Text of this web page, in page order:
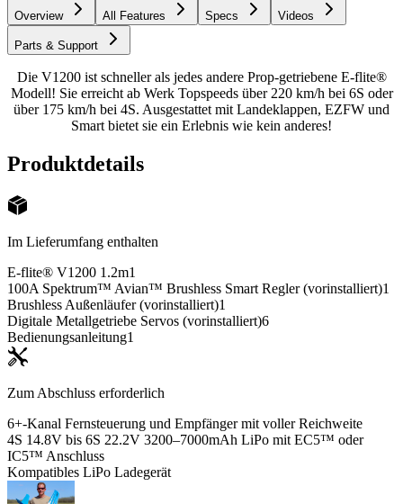
Overview All Features Specs Videos
Parts & Support
Die V1200 ist schneller als jedes andere Prop-getriebene E-flite®
Modell! Sie erreicht ab Werk Topspeeds über 220 km/h bei 6S oder
über 175 km/h bei 4S. Ausgestattet mit Landeklappen, EZFW und
Smart bietet sie ein Erlebnis wie kein anderes!
Produktdetails
Im Lieferumfang enthalten
E-flite® V1200 1.2m1
100A Spektrum™ Avian™ Brushless Smart Regler (vorinstalliert)1
Brushless Außenläufer (vorinstalliert)1
Digitale Metallgetriebe Servos (vorinstalliert)6
Bedienungsanleitung1
Zum Abschluss erforderlich
6+-Kanal Fernsteuerung und Empfänger mit voller Reichweite
4S 14.8V bis 6S 22.2V 3200–7000mAh LiPo mit EC5™ oder
IC5™ Anschluss
Kompatibles LiPo Ladegerät